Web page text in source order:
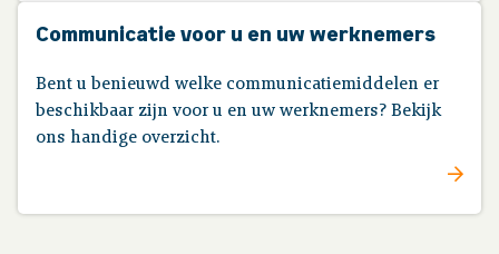
Communicatie voor u en uw werknemers
Bent u benieuwd welke communicatiemiddelen er
beschikbaar zijn voor u en uw werknemers? Bekijk
ons handige overzicht.